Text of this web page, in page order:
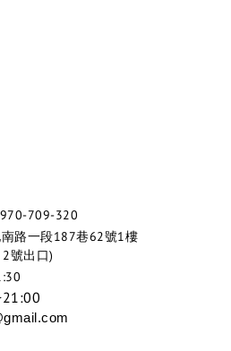
709-320
路一段187巷62號1樓
出口)